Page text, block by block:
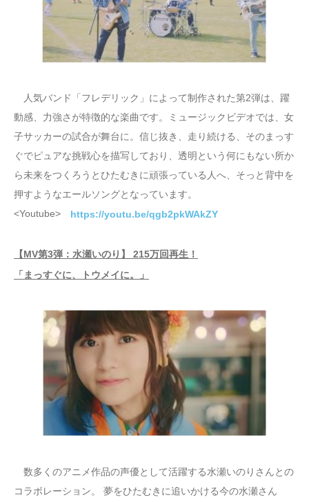
人気バンド「フレデリック」によって制作された第2弾は、躍
動感、力強さが特徴的な楽曲です。ミュージックビデオでは、女
子サッカーの試合が舞台に。信じ抜き、走り続ける、そのまっす
ぐでピュアな挑戦心を描写しており、透明という何にもない所か
ら未来をつくろうとひたむきに頑張っている人へ、そっと背中を
押すようなエールソングとなっています。
<Youtube> https://youtu.be/qgb2pkWAkZY
【MV第3弾：水瀬いのり】 215万回再生！
「まっすぐに、トウメイに。」
数多くのアニメ作品の声優として活躍する水瀬いのりさんとの
コラボレーション。 夢をひたむきに追いかける今の水瀬さん